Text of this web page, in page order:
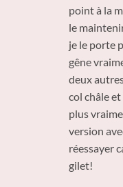
point à la
le
je le porte
gêne
deux
col châle
plus
version
réessayer
gilet!